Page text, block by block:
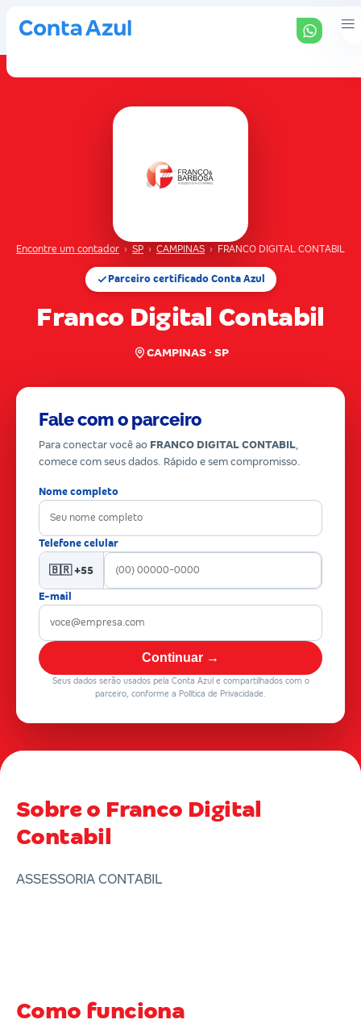
Encontre um contador › SP › CAMPINAS › FRANCO DIGITAL CONTABIL
Parceiro certificado Conta Azul
Franco Digital Contabil
CAMPINAS · SP
Fale com o parceiro
Para conectar você ao FRANCO DIGITAL CONTABIL,
comece com seus dados. Rápido e sem compromisso.
Nome completo
Telefone celular
🇧🇷 +55
E-mail
Continuar →
Seus dados serão usados pela Conta Azul e compartilhados com o
parceiro, conforme a Política de Privacidade.
Sobre o Franco Digital
Contabil
ASSESSORIA CONTABIL
Como funciona